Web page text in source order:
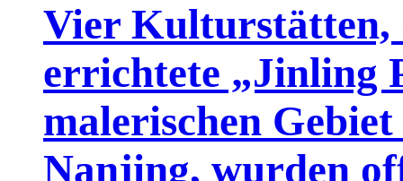
Vier Kulturstätten,
errichtete „Jinling
malerischen
Nanjing, wurden